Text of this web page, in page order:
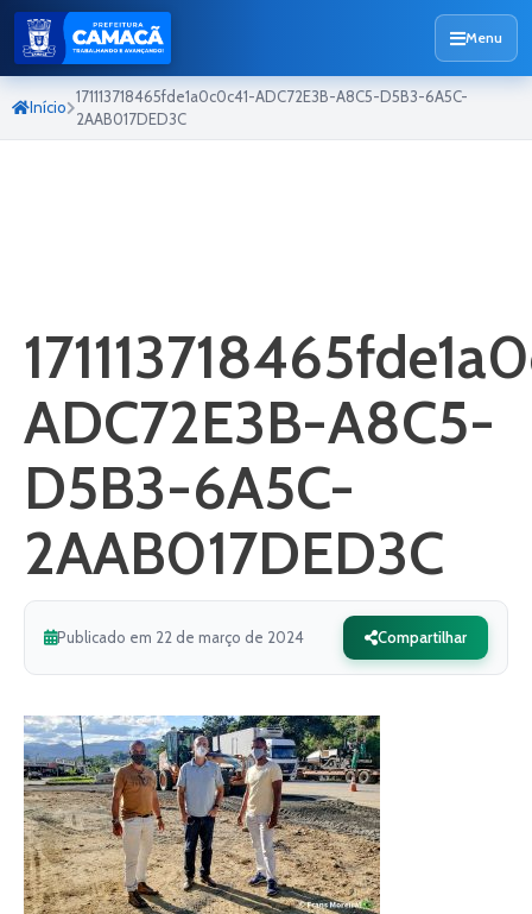
Menu
Início
171113718465fde1a0c0c41-ADC72E3B-A8C5-D5B3-6A5C-
2AAB017DED3C
ADC72E3B-A8C5-
D5B3-6A5C-
2AAB017DED3C
Publicado em 22 de março de 2024 Compartilhar